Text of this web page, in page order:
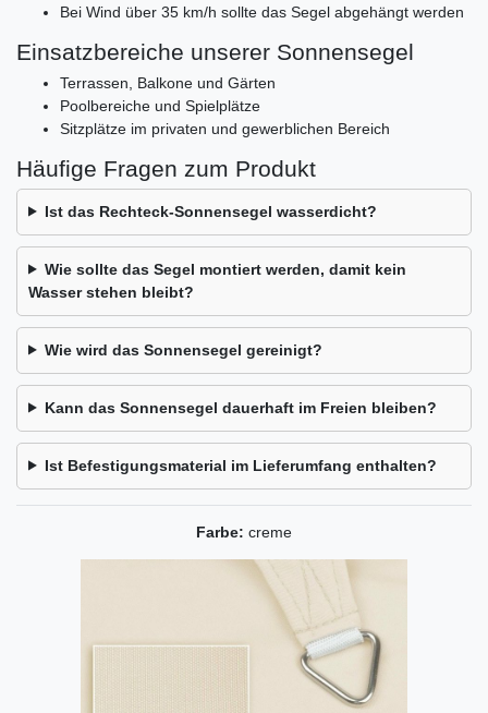
Bei Wind über 35 km/h sollte das Segel abgehängt werden
Einsatzbereiche unserer Sonnensegel
Terrassen, Balkone und Gärten
Poolbereiche und Spielplätze
Sitzplätze im privaten und gewerblichen Bereich
Häufige Fragen zum Produkt
Ist das Rechteck-Sonnensegel wasserdicht?
Wie sollte das Segel montiert werden, damit kein
Wasser stehen bleibt?
Wie wird das Sonnensegel gereinigt?
Kann das Sonnensegel dauerhaft im Freien bleiben?
Ist Befestigungsmaterial im Lieferumfang enthalten?
Farbe: creme